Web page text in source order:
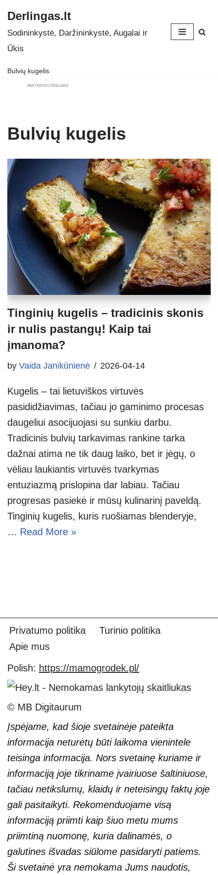
Skip
to
Derlingas.lt
Sodininkystė, Daržininkystė, Augalai ir
Ūkis
Bulvių kugelis
PARTNERIO REKLAMA
Bulvių kugelis
Tinginių kugelis – tradicinis skonis
ir nulis pastangų! Kaip tai
įmanoma?
by Vaida Janikūnienė 2026-04-14
Kugelis – tai lietuviškos virtuvės
pasididžiavimas, tačiau jo gaminimo procesas
daugeliui asocijuojasi su sunkiu darbu.
Tradicinis bulvių tarkavimas rankine tarka
dažnai atima ne tik daug laiko, bet ir jėgų, o
vėliau laukiantis virtuvės tvarkymas
entuziazmą prislopina dar labiau. Tačiau
progresas pasiekė ir mūsų kulinarinį paveldą.
Tinginių kugelis, kuris ruošiamas blenderyje,
… Read More »
Privatumo politika
Turinio politika
Apie mus
Polish: https://mamogrodek.pl/
© MB Digitaurum
Įspėjame, kad šioje svetainėje pateikta
informacija neturėtų būti laikoma vienintele
teisinga informacija. Nors svetainę kuriame ir
informaciją joje tikriname įvairiuose šaltiniuose,
tačiau netikslumų, klaidų ir neteisingų faktų joje
gali pasitaikyti. Rekomenduojame visą
informaciją priimti kaip šiuo metu mums
priimtiną nuomonę, kuria dalinamės, o
galutines išvadas siūlome pasidaryti patiems.
Ši svetainė yra nemokama Jums naudotis,